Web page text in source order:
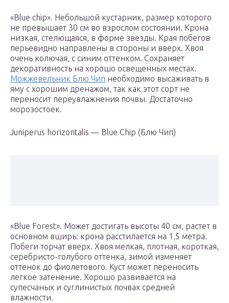
«Blue chip». Небольшой кустарник, размер которого
не превышает 30 см во взрослом состоянии. Крона
низкая, стелющаяся, в форме звезды. Края побегов
перьевидно направлены в стороны и вверх. Хвоя
очень колючая, с синим оттенком. Сохраняет
декоративность на хорошо освещенных местах.
Можжевельник Блю Чип необходимо высаживать в
яму с хорошим дренажом, так как этот сорт не
переносит переувлажнения почвы. Достаточно
морозостоек.
Juniperus horizontalis — Blue Chip (Блю Чип)
«Blue Forest». Может достигать высоты 40 см, растет в
основном вширь: крона расстилается на 1,5 метра.
Побеги торчат вверх. Хвоя мелкая, плотная, короткая,
серебристо-голубого оттенка, зимой изменяет
оттенок до фиолетового. Куст может переносить
легкое затенение. Хорошо развивается на
супесчаных и суглинистых почвах средней
влажности.